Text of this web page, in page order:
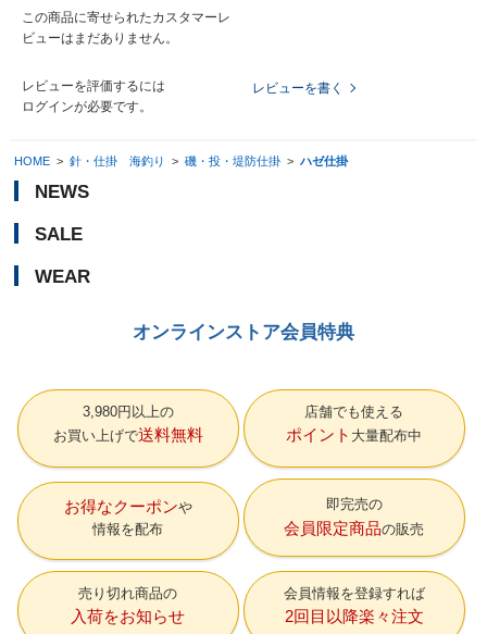
この商品に寄せられたカスタマーレ
ビューはまだありません。
レビューを評価するには
ログインが必要です。
レビューを書く
HOME > 針・仕掛 海釣り > 磯・投・堤防仕掛 > ハゼ仕掛
NEWS
SALE
WEAR
オンラインストア会員特典
3,980円以上の
お買い上げで送料無料
店舗でも使える
ポイント 大量配布中
お得なクーポン
情報を配布
即完売の
会員限定商品の販売
売り切れ商品の
入荷をお知らせ
会員情報を登録すれば
2回目以降楽々注文